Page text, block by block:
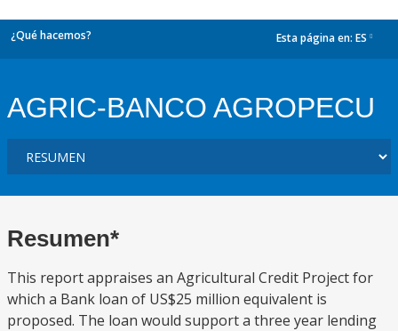
¿Qué hacemos? Esta página en: ES
AGRIC-BANCO AGROPECU
Resumen*
This report appraises an Agricultural Credit Project for
which a Bank loan of US$25 million equivalent is
proposed. The loan would support a three year lending